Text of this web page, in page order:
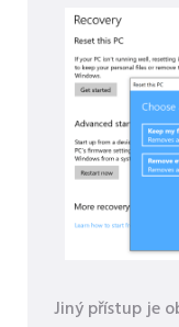
Jiný přístup je